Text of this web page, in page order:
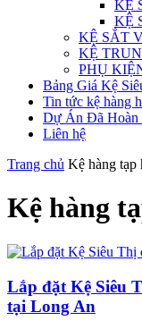
KỆ
KỆ
KỆ SẮT
KỆ
PHỤ
Bảng Giá Kệ
Tin tức kệ hàng
Dự Án Đã Hoàn
Liên hệ
Trang chủ Kệ hàng tạp
Kệ hàng
Lắp đặt Kệ Siêu
tại Long An